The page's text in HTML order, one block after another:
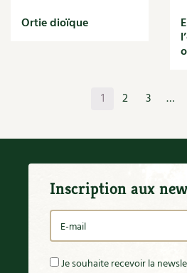
Optimiser l'espace
Paille
Panais
Parasite
Partenariat
Participatif
Patate douce
Ortie dioïque
1 2 3 …
Inscription aux
Je souhaite recevoir la